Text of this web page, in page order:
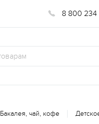
8 800 234
Бакалея, чай, кофе